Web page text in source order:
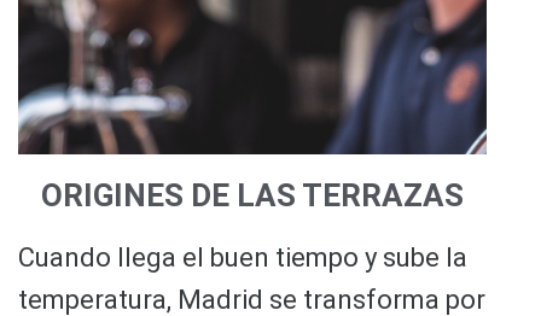
ORIGINES DE LAS TERRAZAS
Cuando llega el buen tiempo y sube la
temperatura, Madrid se transforma por